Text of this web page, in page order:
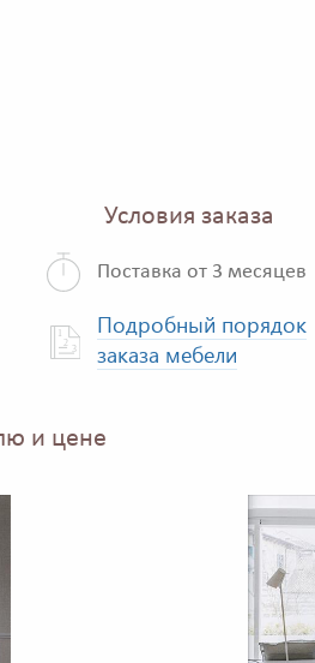
Условия заказа
Поставка от 3 месяцев
Подробный порядок
заказа мебели
и цене